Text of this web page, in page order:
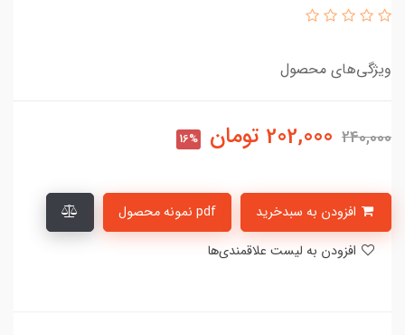
ویژگی‌های محصول
240,000
202,000 تومان 16%
pdf نمونه محصول